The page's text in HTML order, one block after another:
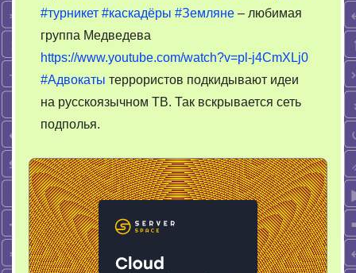
#турникет #каскадёры #Земляне – любимая
группа Медведева
https://www.youtube.com/watch?v=pl-j4CmXLj0
#Адвокаты террористов подкидывают идеи
на русскоязычном ТВ. Так вскрывается сеть
подполья.